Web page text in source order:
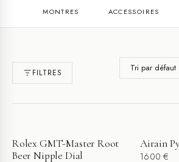
MONTRES ACCESSOIRES
FILTRES
Rolex GMT-Master Root
Beer Nipple Dial
Airain
1600€